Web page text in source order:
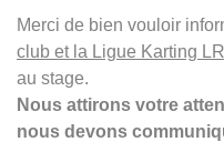
Merci de bien vouloir
club et la Ligue Karting LR
au stage.
Nous attirons votre
nous devons